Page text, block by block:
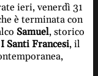
ieri, venerdì 31
è terminata con
Samuel, storico
I Santi Francesi, il